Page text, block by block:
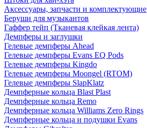
Аксессуары, запчасти и комплектующие
Беруши для музыкантов
Гаффер тейп (Тканевая клейкая лента)
Демпферы и заглушки
Гелевые демпферы Ahead
Гелевые демпферы Evans EQ Pods
Гелевые демпферы Kingdo
Гелевые демпферы Moongel (RTOM)
Гелевые демпферы SlapKlatz
Демпферные кольца Blast Plast
Демпферные кольца Remo
Демпферные кольца Williams Zero Rings
Демпферные кольца и подушки Evans